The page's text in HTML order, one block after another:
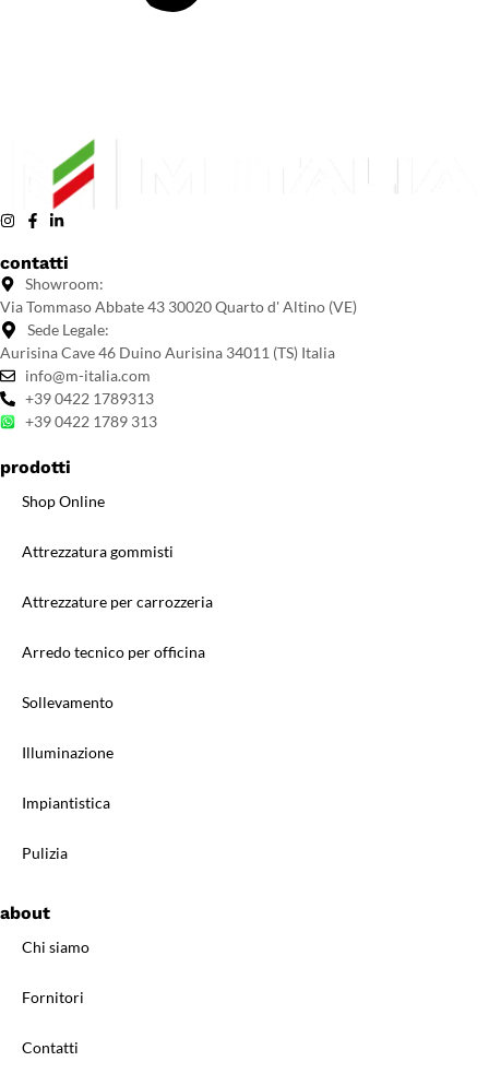
contatti
Showroom:
Via Tommaso Abbate 43 30020 Quarto d' Altino (VE)
Sede Legale:
Aurisina Cave 46 Duino Aurisina 34011 (TS) Italia
info@m-italia.com
+39 0422 1789313
+39 0422 1789 313
prodotti
Shop Online
Attrezzatura gommisti
Attrezzature per carrozzeria
Arredo tecnico per officina
Sollevamento
Illuminazione
Impiantistica
Pulizia
about
Chi siamo
Fornitori
Contatti